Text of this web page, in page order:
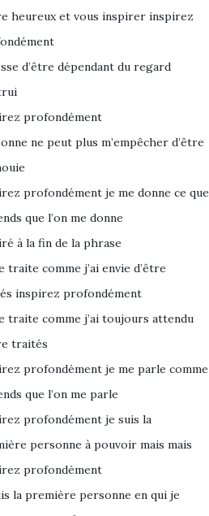
heureux et vous inspirer inspirez
d’être dépendant du regard
profondément
ne peut plus m’empêcher d’être
profondément je me donne ce que
que l’on me donne
à la fin de la phrase
traite comme j’ai envie d’être
inspirez profondément
traite comme j’ai toujours attendu
traités
profondément je me parle comme
que l’on me parle
profondément je suis la
personne à pouvoir mais mais
profondément
la première personne en qui je